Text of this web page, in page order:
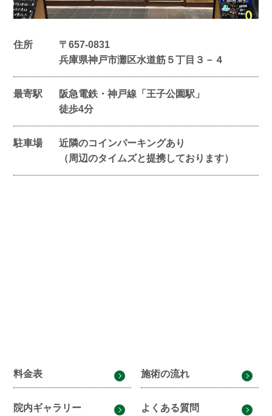
住所
〒657-0831
兵庫県神戸市灘区水道筋５丁目３－４
最寄駅
阪急電鉄・神戸線「王子公園駅」
徒歩4分
駐車場
近隣のコインパーキングあり
（周辺のタイムズと提携しております）
料金表 施術の流れ
院内ギャラリー よくある質問